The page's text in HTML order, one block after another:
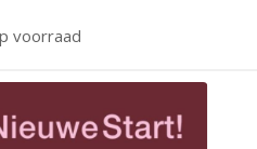
voorraad